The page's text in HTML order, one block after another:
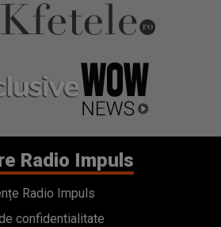
Radio Impuls
Radio Impuls
confidentialitate